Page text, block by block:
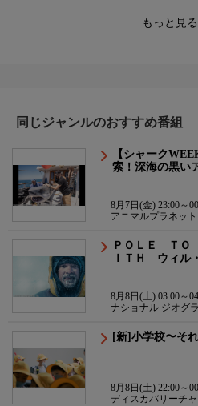
もっと見
同じジャンルのおすすめ番組
【シャーク
索！深海の黒い
8月7日(金) 23:00～
アニマルプラネット
ＰＯＬＥ ＴＯ
ＩＴＨ ウィル
8月8日(土) 03:00～
ナショナル ジオグ
[新]小学校〜そ
8月8日(土) 22:00～
ディスカバリーチ